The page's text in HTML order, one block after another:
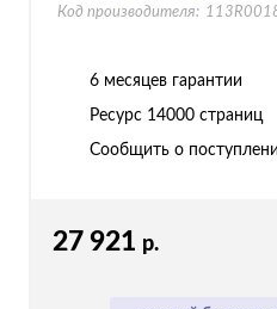
27 921 р.
Код производителя:
6 месяцев гарантии
Ресурс 14000 страниц
Сообщить о